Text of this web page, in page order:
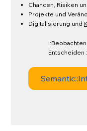
Chancen, Risiken
Projekte und
Digitalisierung und
Entscheiden